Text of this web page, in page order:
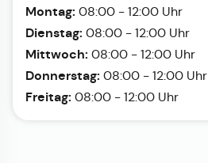
Montag: 08:00 - 12:00 Uhr
Dienstag: 08:00 - 12:00 Uhr
Mittwoch: 08:00 - 12:00 Uhr
Donnerstag: 08:00 - 12:00 Uhr
Freitag: 08:00 - 12:00 Uhr